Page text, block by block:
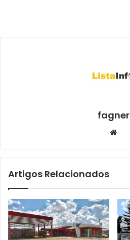
fagner
te
Artigos Relacionados